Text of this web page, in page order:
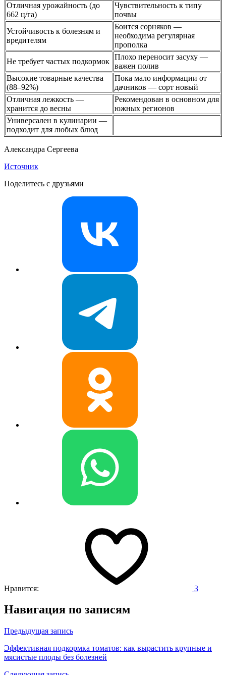
Отличная урожайность (до
662 ц/га)
Чувствительность к типу
почвы
Устойчивость к болезням и
вредителям
Боится сорняков —
необходима регулярная
прополка
Не требует частых подкормок
Плохо переносит засуху —
важен полив
Высокие товарные качества
(88–92%)
Пока мало информации от
дачников — сорт новый
Отличная лежкость —
хранится до весны
Рекомендован в основном для
южных регионов
Универсален в кулинарии —
подходит для любых блюд
Александра Сергеева
Источник
Поделитесь с друзьями
Нравится: 3
Навигация по записям
Предыдущая запись
Эффективная подкормка томатов: как вырастить крупные и
мясистые плоды без болезней